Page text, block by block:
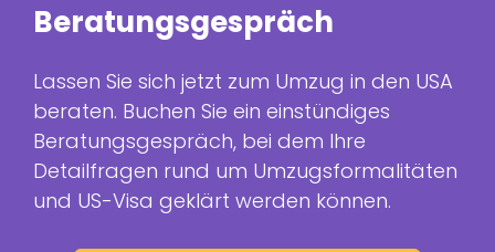
Beratungsgespräch
Lassen Sie sich jetzt zum Umzug in den USA
beraten. Buchen Sie ein einstündiges
Beratungsgespräch, bei dem Ihre
Detailfragen rund um Umzugsformalitäten
und US-Visa geklärt werden können.